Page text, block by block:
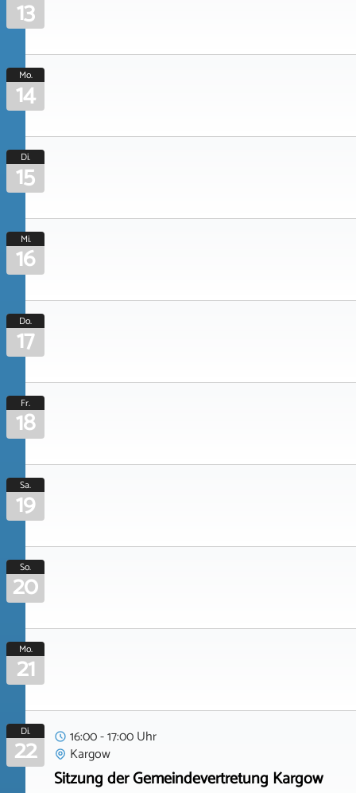
13
Mo.
14
Di.
15
Mi.
16
Do.
17
Fr.
18
Sa.
19
So.
20
Mo.
21
Di.
22
16:00 - 17:00 Uhr
Kargow
Sitzung der Gemeindevertretung Kargow